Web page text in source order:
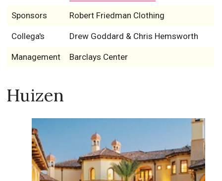
Sponsors Robert Friedman Clothing
Collega's Drew Goddard & Chris Hemsworth
Management Barclays Center
Huizen